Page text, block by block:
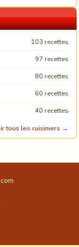
103 recettes
97 recettes
80 recettes
60 recettes
40 recettes
tous les cuisiniers →